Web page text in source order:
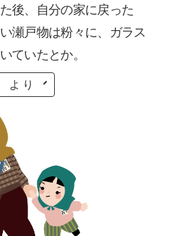
後、自分の家に戻った
瀬戸物は粉々に、ガラス
ていたとか。
より